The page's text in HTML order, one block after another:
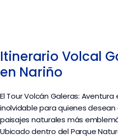
Itinerario Volcal
en Nariño
El Tour Volcán Galeras:
inolvidable para quienes
paisajes naturales más
Ubicado dentro del Parque